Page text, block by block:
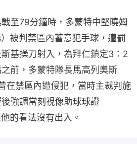
至79分鐘時，多蒙特中堅曉姆
被判禁區內蓄意犯手球，遭罰
基操刀射入，為拜仁鎖定3：2
前，多蒙特隊長馬高列奧斯
在禁區內遭侵犯，當時主裁判施
強調當刻視像助球球證
的看法沒有出入。